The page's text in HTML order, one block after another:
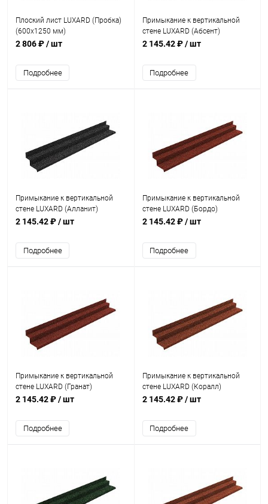
Плоский лист LUXARD (Пробка)
(600х1250 мм)
2 806 ₽/ шт
Подробнее
Примыкание к вертикальной
стене LUXARD (Абсент)
2 145.42 ₽/ шт
Подробнее
Примыкание к вертикальной
стене LUXARD (Алланит)
2 145.42 ₽/ шт
Подробнее
Примыкание к вертикальной
стене LUXARD (Бордо)
2 145.42 ₽/ шт
Подробнее
Примыкание к вертикальной
стене LUXARD (Гранат)
2 145.42 ₽/ шт
Подробнее
Примыкание к вертикальной
стене LUXARD (Коралл)
2 145.42 ₽/ шт
Подробнее